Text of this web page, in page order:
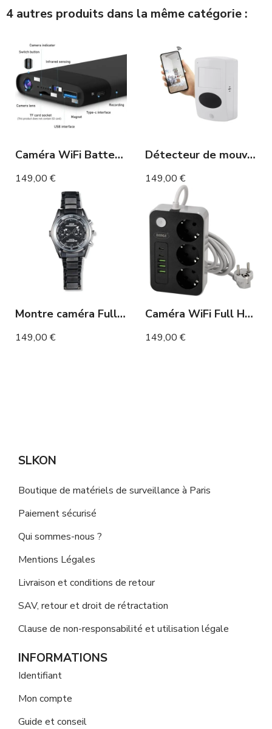
4 autres produits dans la même catégorie :
Caméra WiFi Batterie de Secours vision à distance 32 Heures
149,00 €
Détecteur de mouvement caméra espion WIFI longue autonomie 1 an détection de mouvement
149,00 €
Montre caméra Full HD avec vision nocturne 120 minutes
149,00 €
Caméra WiFi Full HD dans Multiprise et Ports USB
149,00 €
SLKON
Boutique de matériels de surveillance à Paris
Paiement sécurisé
Qui sommes-nous ?
Mentions Légales
Livraison et conditions de retour
SAV, retour et droit de rétractation
Clause de non-responsabilité et utilisation légale
INFORMATIONS
Identifiant
Mon compte
Guide et conseil